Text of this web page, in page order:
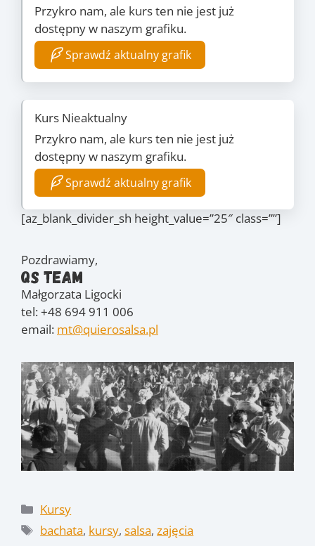
Przykro nam, ale kurs ten nie jest już
dostępny w naszym grafiku.
Sprawdź aktualny grafik
Kurs Nieaktualny
Przykro nam, ale kurs ten nie jest już
dostępny w naszym grafiku.
Sprawdź aktualny grafik
[az_blank_divider_sh height_value=”25″ class=””]
Pozdrawiamy,
QS Team
Małgorzata Ligocki
tel: +48 694 911 006
email: mt@quierosalsa.pl
Kategorie
Kursy
Tagi
bachata, kursy,salsa,zajęcia